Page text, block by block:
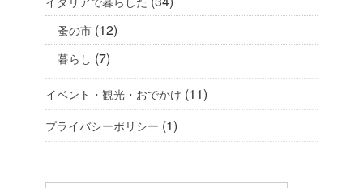
蚤の市 (12)
暮らし (7)
イベント・観光・おでかけ (11)
プライバシーポリシー (1)